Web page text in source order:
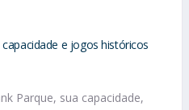
e jogos históricos
Parque, sua capacidade,